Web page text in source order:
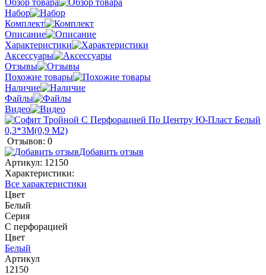
Набор
Комплект
Описание
Характеристики
Аксессуары
Отзывы
Похожие товары
Наличие
Файлы
Видео
Отзывов: 0
Добавить отзыв
Артикул: 12150
Характеристики:
Все характеристики
Цвет
Белый
Серия
С перфорацией
Цвет
Белый
Артикул
12150